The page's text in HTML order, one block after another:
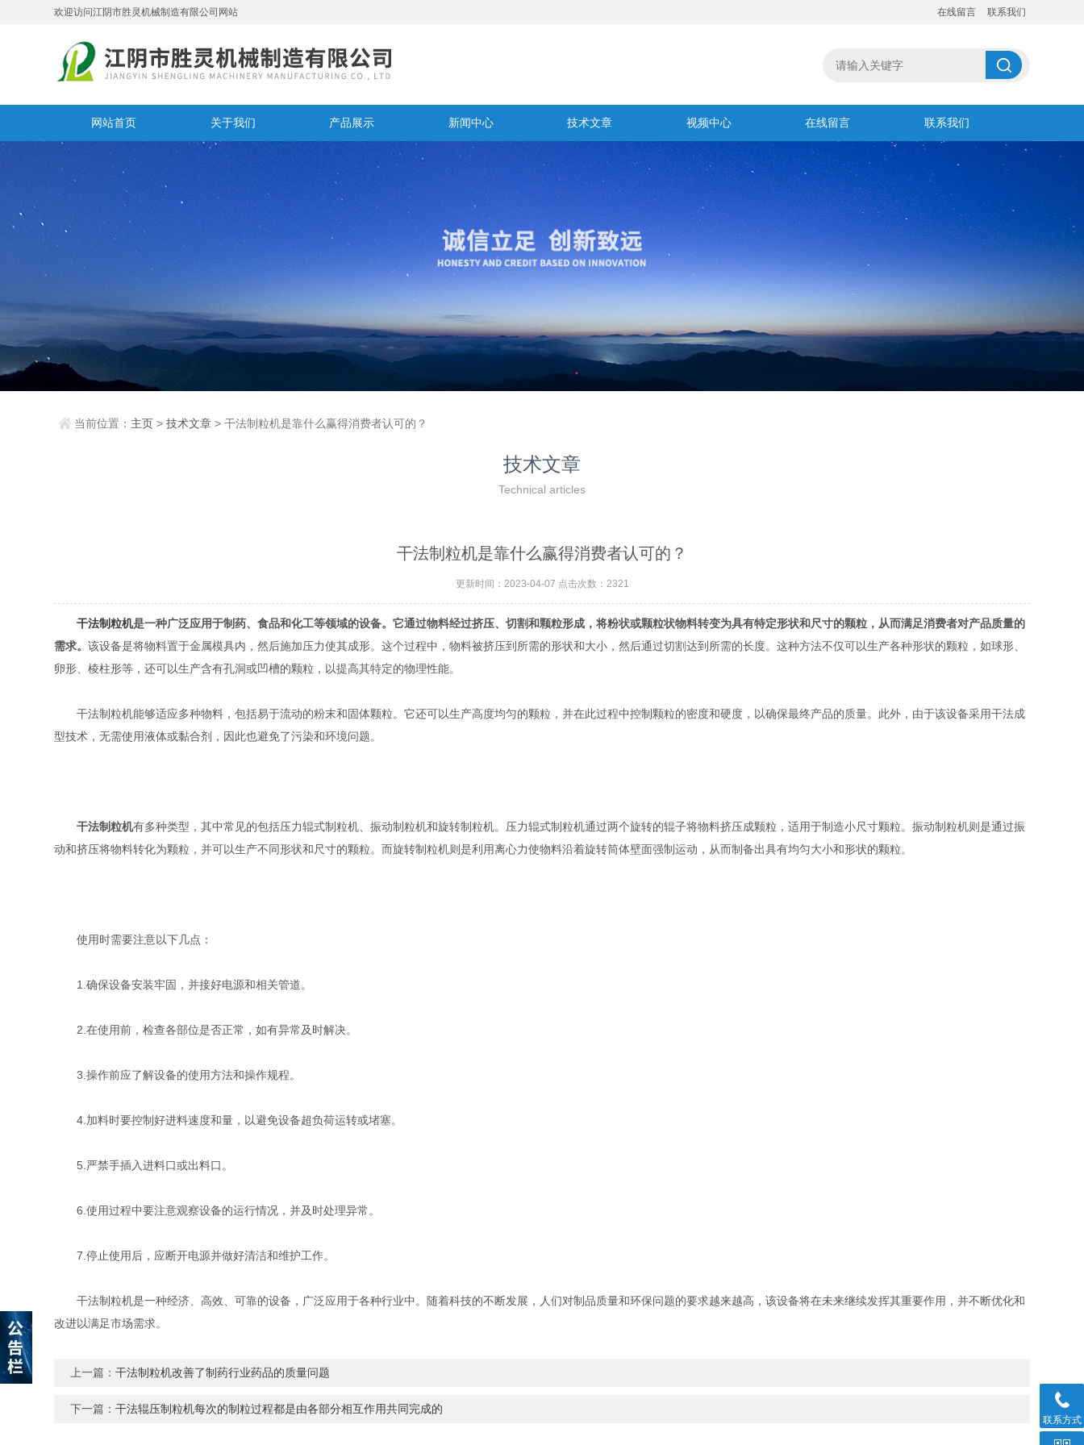
欢迎访问江阴市胜灵机械制造有限公司网站 在线留言 联系我们
网站首页 关于我们 产品展示 新闻中心 技术文章 视频中心 在线留言 联系我们
当前位置： 主页 >技术文章 > 干法制粒机是靠什么赢得消费者认可的？
技术文章
Technical articles
干法制粒机是靠什么赢得消费者认可的？
更新时间：2023-04-07 点击次数：2321
干法制粒机是一种广泛应用于制药、食品和化工等领域的设备。它通过物料经过挤压、切割和颗粒形成，将粉状或颗粒状物料转变为具有特定形状和尺寸的颗粒，从而满足消费者对产品质量的
需求。该设备是将物料置于金属模具内，然后施加压力使其成形。这个过程中，物料被挤压到所需的形状和大小，然后通过切割达到所需的长度。这种方法不仅可以生产各种形状的颗粒，如球形、
卵形、棱柱形等，还可以生产含有孔洞或凹槽的颗粒，以提高其特定的物理性能。
干法制粒机能够适应多种物料，包括易于流动的粉末和固体颗粒。它还可以生产高度均匀的颗粒，并在此过程中控制颗粒的密度和硬度，以确保最终产品的质量。此外，由于该设备采用干法成
型技术，无需使用液体或黏合剂，因此也避免了污染和环境问题。
干法制粒机有多种类型，其中常见的包括压力辊式制粒机、振动制粒机和旋转制粒机。压力辊式制粒机通过两个旋转的辊子将物料挤压成颗粒，适用于制造小尺寸颗粒。振动制粒机则是通过振
动和挤压将物料转化为颗粒，并可以生产不同形状和尺寸的颗粒。而旋转制粒机则是利用离心力使物料沿着旋转筒体壁面强制运动，从而制备出具有均匀大小和形状的颗粒。
使用时需要注意以下几点：
1.确保设备安装牢固，并接好电源和相关管道。
2.在使用前，检查各部位是否正常，如有异常及时解决。
3.操作前应了解设备的使用方法和操作规程。
4.加料时要控制好进料速度和量，以避免设备超负荷运转或堵塞。
5.严禁手插入进料口或出料口。
6.使用过程中要注意观察设备的运行情况，并及时处理异常。
7.停止使用后，应断开电源并做好清洁和维护工作。
干法制粒机是一种经济、高效、可靠的设备，广泛应用于各种行业中。随着科技的不断发展，人们对制品质量和环保问题的要求越来越高，该设备将在未来继续发挥其重要作用，并不断优化和
改进以满足市场需求。
上一篇：干法制粒机改善了制药行业药品的质量问题
下一篇：干法辊压制粒机每次的制粒过程都是由各部分相互作用共同完成的
联系方式